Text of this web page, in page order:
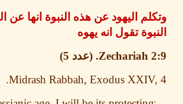
اليهود عن هذه النبوة انها عن
تقول انه يهوه
Zechariah
عدد5)
Midrash Rabbah, Exodus